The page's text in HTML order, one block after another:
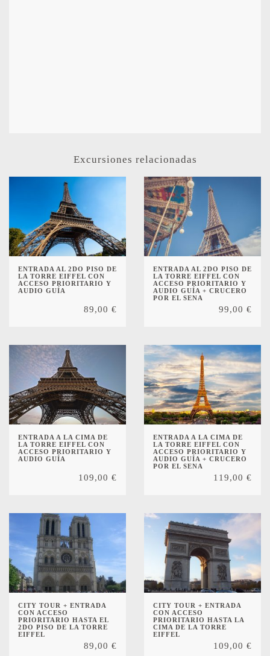
Excursiones relacionadas
ENTRADA AL 2DO PISO DE
LA TORRE EIFFEL CON
ACCESO PRIORITARIO Y
AUDIO GUÍA
89,00 €
ENTRADA AL 2DO PISO DE
LA TORRE EIFFEL CON
ACCESO PRIORITARIO Y
AUDIO GUÍA + CRUCERO
POR EL SENA
99,00 €
ENTRADA A LA CIMA DE
LA TORRE EIFFEL CON
ACCESO PRIORITARIO Y
AUDIO GUÍA
109,00 €
ENTRADA A LA CIMA DE
LA TORRE EIFFEL CON
ACCESO PRIORITARIO Y
AUDIO GUÍA + CRUCERO
POR EL SENA
119,00 €
CITY TOUR + ENTRADA
CON ACCESO
PRIORITARIO HASTA EL
2DO PISO DE LA TORRE
EIFFEL
89,00 €
CITY TOUR + ENTRADA
CON ACCESO
PRIORITARIO HASTA LA
CIMA DE LA TORRE
EIFFEL
109,00 €